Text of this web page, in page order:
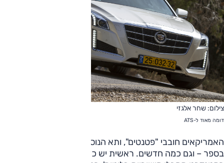
צילום: שחר אלגזי
דומה מאוד ל-ATS
האמריקאים חובבי "פטנטים", ותא הנוסעים מציע כל טריק אפשרי
בספר – וגם כמה חדשים. ראשית יש כאן שפע אבזור, כאשר